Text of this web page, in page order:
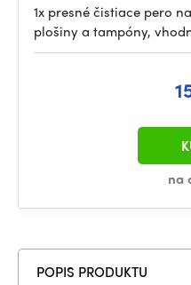
1x presné čistiace pero
plošiny a tampóny,
na
POPIS PRODUKTU